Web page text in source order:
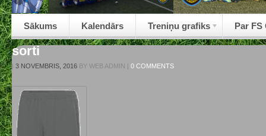
Sākums Kalendārs Treniņu grafiks Par FS
sorti
| 3 NOVEMBRIS, 2016 BY WEB ADMIN | 0 COMMENTS